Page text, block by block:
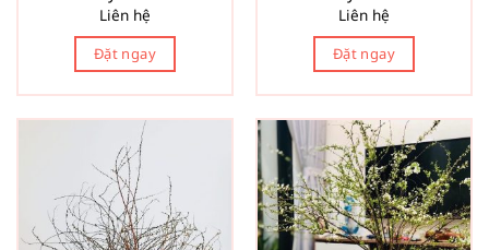
Liên hệ
Đặt ngay
Liên hệ
Đặt ngay